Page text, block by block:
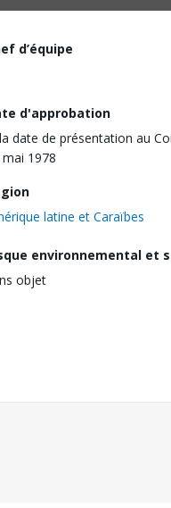
d’équipe
d'approbation
date de présentation au
mai 1978
latine et Caraïbes
environnemental et
objet